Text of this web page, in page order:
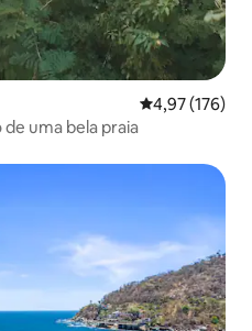
4,97 de uma
4,97 (176)
uma bela praia